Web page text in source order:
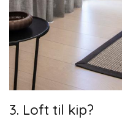
3. Loft til kip?